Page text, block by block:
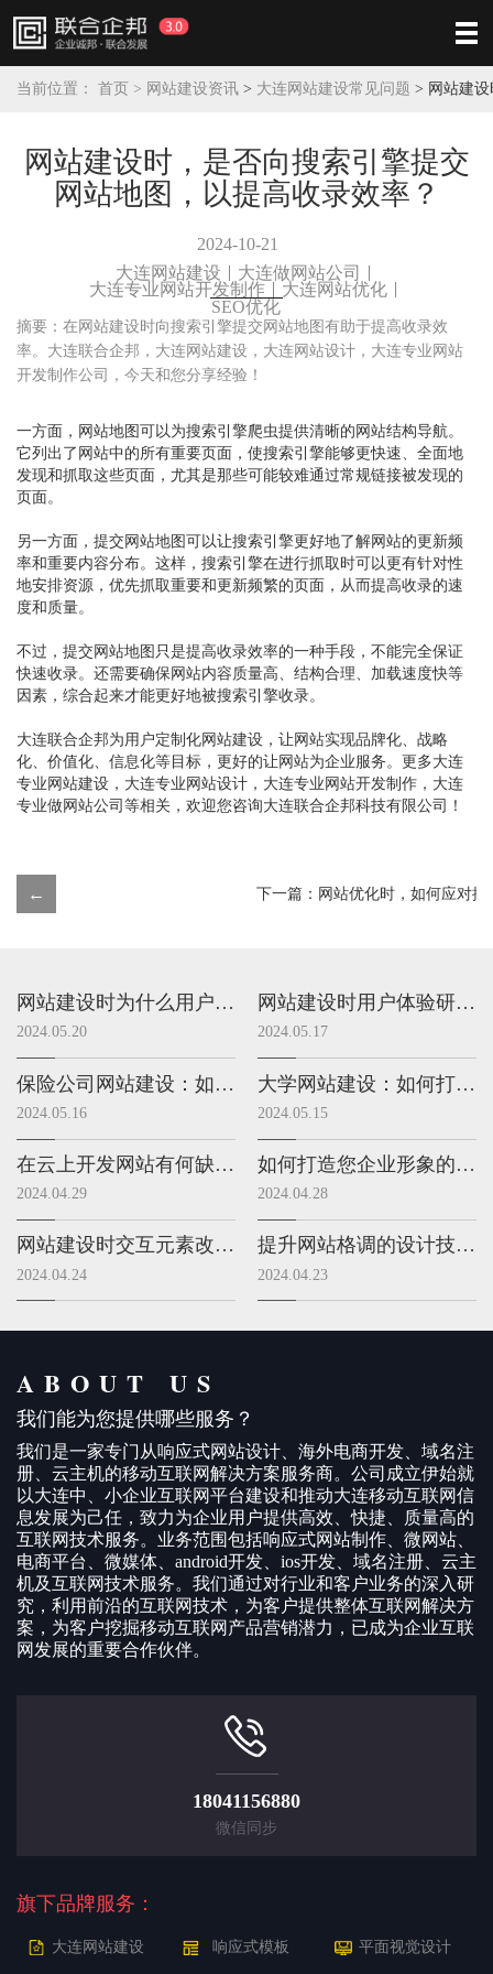
当前位置： 首页 > 网站建设资讯 > 大连网站建设常见问题 > 网站建
网站建设时，是否向搜索引擎提交
网站地图，以提高收录效率？
2024-10-21
大连网站建设
大连做网站公司
大连专业网站开发制作
大连网站优化
SEO优化
摘要：在网站建设时向搜索引擎提交网站地图有助于提高收录效
率。大连联合企邦，大连网站建设，大连网站设计，大连专业网站
开发制作公司，今天和您分享经验！
一方面，网站地图可以为搜索引擎爬虫提供清晰的网站结构导航。
它列出了网站中的所有重要页面，使搜索引擎能够更快速、全面地
发现和抓取这些页面，尤其是那些可能较难通过常规链接被发现的
页面。
另一方面，提交网站地图可以让搜索引擎更好地了解网站的更新频
率和重要内容分布。这样，搜索引擎在进行抓取时可以更有针对性
地安排资源，优先抓取重要和更新频繁的页面，从而提高收录的速
度和质量。
不过，提交网站地图只是提高收录效率的一种手段，不能完全保证
快速收录。还需要确保网站内容质量高、结构合理、加载速度快等
因素，综合起来才能更好地被搜索引擎收录。
大连联合企邦为用户定制化网站建设，让网站实现品牌化、战略
化、价值化、信息化等目标，更好的让网站为企业服务。更多大连
专业网站建设，大连专业网站设计，大连专业网站开发制作，大连
专业做网站公司等相关，欢迎您咨询大连联合企邦科技有限公司！
← 上一篇：网站建设时，外链的来源是否权威、相关性、质量是
下一篇：网站优化时，如何应对
网站建设时为什么用户体验研究很重要？
2024.05.20
网站建设时用户体验研究有哪些方法？
2024.05.17
保险公司网站建设：如何打造数字化客户服务的新平台？
2024.05.16
大学网站建设：如何打造数字化校园新风貌？
2024.05.15
在云上开发网站有何缺点？
2024.04.29
如何打造您企业形象的网站建设？
2024.04.28
网站建设时交互元素改善网站体验的方式有哪些？
2024.04.24
提升网站格调的设计技巧有哪些？
2024.04.23
ABOUT US
我们能为您提供哪些服务？
我们是一家专门从响应式网站设计、海外电商开发、域名注
册、云主机的移动互联网解决方案服务商。公司成立伊始就
以大连中、小企业互联网平台建设和推动大连移动互联网信
息发展为己任，致力为企业用户提供高效、快捷、质量高的
互联网技术服务。业务范围包括响应式网站制作、微网站、
电商平台、微媒体、android开发、ios开发、域名注册、云主
机及互联网技术服务。我们通过对行业和客户业务的深入研
究，利用前沿的互联网技术，为客户提供整体互联网解决方
案，为客户挖掘移动互联网产品营销潜力，已成为企业互联
网发展的重要合作伙伴。
18041156880
微信同步
旗下品牌服务：
大连网站建设 响应式模板 平面视觉设计